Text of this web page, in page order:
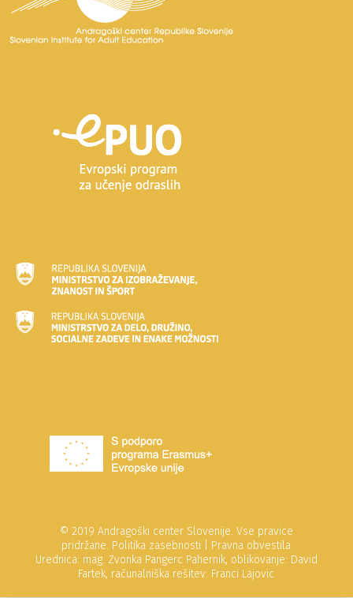
© 2019 Andragoški center Slovenije. Vse pravice
pridržane. Politika zasebnosti
Pravna obvestila
Urednica: mag. Zvonka Pangerc Pahernik, oblikovanje: David
Fartek, računalniška rešitev: Franci Lajovic